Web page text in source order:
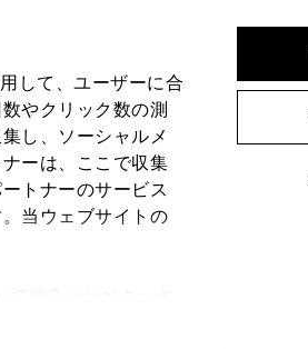
して、ユーザーに合
やクリック数の測
し、ソーシャルメ
ーは、ここで収集
トナーのサービス
当ウェブサイトの